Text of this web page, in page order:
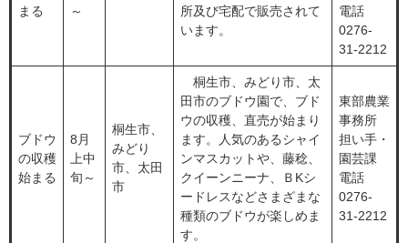
まる
～
所及び宅配で販売されて
います。
電話
0276-
31-2212
ブドウ
の収穫
始まる
8月
上中
旬～
桐生市、
みどり
市、太田
市
桐生市、みどり市、太
田市のブドウ園で、ブド
ウの収穫、直売が始まり
ます。人気のあるシャイ
ンマスカットや、藤稔、
クイーンニーナ、ＢKシ
ードレスなどさまざまな
種類のブドウが楽しめま
す。
東部農業
事務所
担い手・
園芸課
電話
0276-
31-2212